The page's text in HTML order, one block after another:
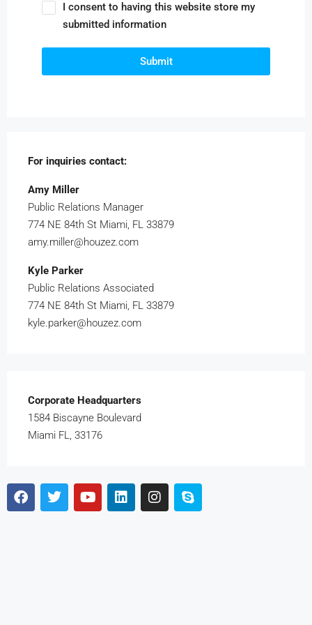
I consent to having this website store my
submitted information
Submit
For inquiries contact:
Amy Miller
Public Relations Manager
774 NE 84th St Miami, FL 33879
amy.miller@houzez.com
Kyle Parker
Public Relations Associated
774 NE 84th St Miami, FL 33879
kyle.parker@houzez.com
Corporate Headquarters
1584 Biscayne Boulevard
Miami FL, 33176